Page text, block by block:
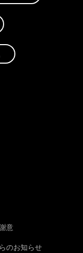
意
のお知らせ